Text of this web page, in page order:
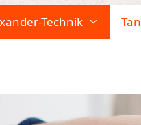
Technik